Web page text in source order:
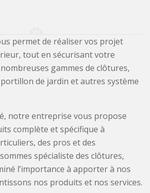
permet de réaliser vos projet
tout en sécurisant votre
gammes de clôtures,
de jardin et autres système
notre entreprise vous propose
complète et spécifique à
des pros et des
spécialiste des clôtures,
l’importance à apporter à nos
nos produits et nos services.